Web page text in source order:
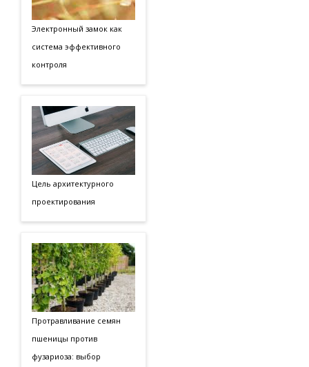
Электронный замок как
система эффективного
контроля
Цель архитектурного
проектирования
Протравливание семян
пшеницы против
фузариоза: выбор